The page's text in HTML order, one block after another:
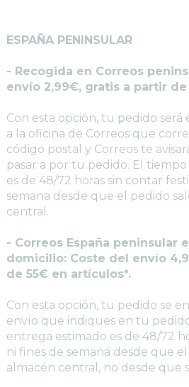
ESPAÑA PENINSULAR
- Recogida en Correos
envío 2,99€, gratis a partir
Con esta opción, tu pedido
a la oficina de Correos que
código postal y Correos te
pasar a por tu pedido. El
es de 48/72 horas sin contar
semana desde que el pedido
central.
- Correos España peninsular
domicilio: Coste del envío
de 55€ en artículos*.
Con esta opción, tu pedido se
envío que indiques en tu
entrega estimado es de 48/72
ni fines de semana desde que
almacén central, no desde que